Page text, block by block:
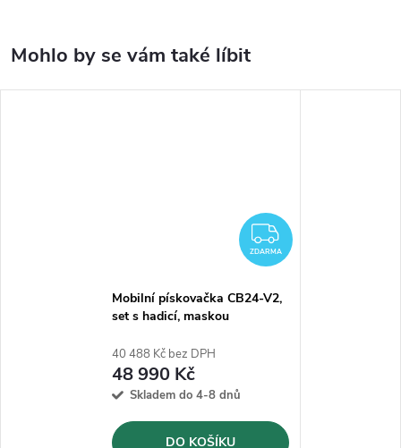
ZDARMA
ZDARMA
Mobilní pískovačka CB24-V2,
set s hadicí, maskou
40 488 Kč bez DPH
48 990 Kč
Skladem do 4-8 dnů
DO KOŠÍKU